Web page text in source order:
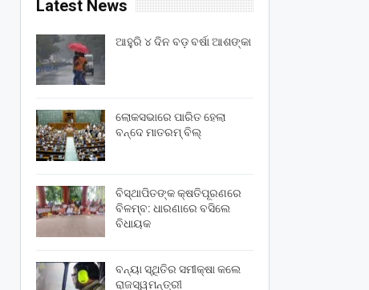
Latest News
ଆହୁରି ୪ ଦିନ ବଡ଼ ବର୍ଷା ଆଶଙ୍କା
ଲୋକସଭାରେ ପାରିତ ହେଲା
ବନ୍ଦେ ମାତରମ୍‌ ବିଲ୍‌
ବିସ୍ଥାପିତଙ୍କ କ୍ଷତିପୂରଣରେ
ବିଳମ୍ବ: ଧାରଣାରେ ବସିଲେ
ବିଧାୟକ
ବନ୍ୟା ସ୍ଥିତିର ସମୀକ୍ଷା କଲେ
ରାଜସ୍ୱମନ୍ତ୍ରୀ